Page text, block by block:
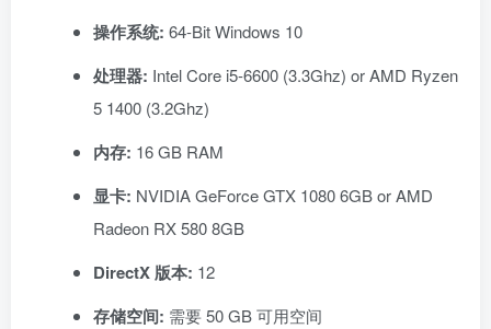
操作系统: 64-Bit Windows 10
处理器: Intel Core i5-6600 (3.3Ghz) or AMD Ryzen
5 1400 (3.2Ghz)
内存: 16 GB RAM
显卡: NVIDIA GeForce GTX 1080 6GB or AMD
Radeon RX 580 8GB
DirectX 版本: 12
存储空间: 需要 50 GB 可用空间